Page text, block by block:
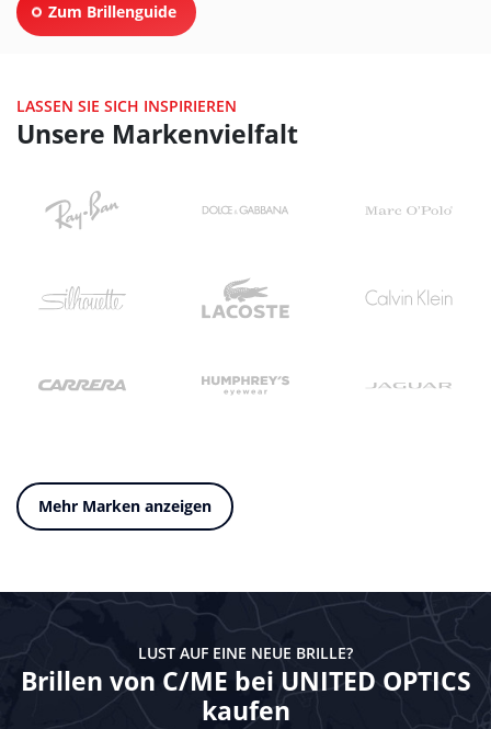
Zum Brillenguide
LASSEN SIE SICH INSPIRIEREN
Unsere Markenvielfalt
Mehr Marken anzeigen
LUST AUF EINE NEUE BRILLE?
Brillen von C/ME beiUNITED OPTICS
kaufen